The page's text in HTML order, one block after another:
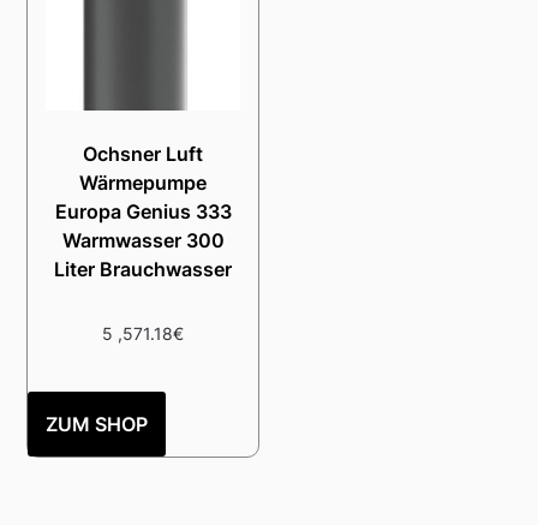
Ochsner Luft
Wärmepumpe
Europa Genius 333
Warmwasser 300
Liter Brauchwasser
5 ,571.18€
ZUM SHOP